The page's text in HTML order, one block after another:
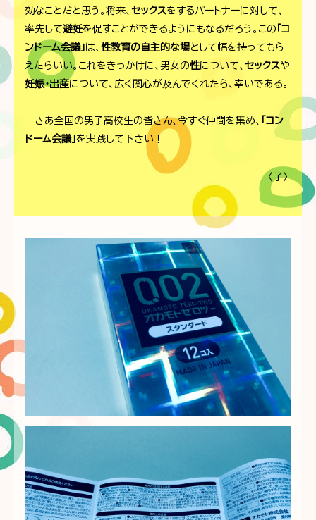
効なことだと思う。将来、 セックスをするパートナーに対して、
率先して避妊を促すことができるようにもなるだろう。この 「コ
ンドーム会議」 は、 性教育の自主的な場として幅を持ってもら
えたらいい。これをきっかけに、男女の性について、 セックスや
妊娠・出産について、広く関心が及んでくれたら、幸いである。
さあ全国の男子高校生の皆さん、今すぐ仲間を集め、 「コン
ドーム会議」 を実践して下さい！
〈了〉